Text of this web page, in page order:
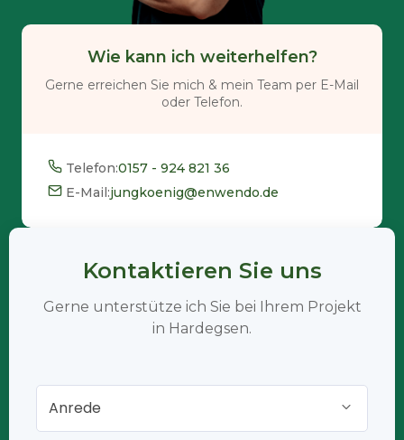
Wie kann ich weiterhelfen?
Gerne erreichen Sie mich & mein Team per E-Mail
oder Telefon.
Telefon:0157 - 924 821 36
E-Mail:jungkoenig@enwendo.de
Kontaktieren Sie uns
Gerne unterstütze ich Sie bei Ihrem Projekt
in Hardegsen.